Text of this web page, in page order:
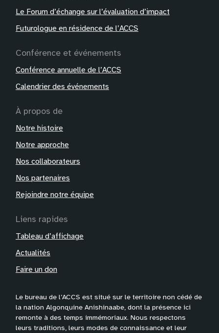
Le Forum d’échange sur l’évaluation d’impact
Futurologue en résidence de l’ACCS
Conférence et événements
Conférence annuelle de l’ACCS
Calendrier des événements
À propos de
Notre histoire
Notre approche
Nos collaborateurs
Nos partenaires
Rejoindre notre équipe
Liens rapides
Tableau d’affichage
Actualités
Faire un don
Le bureau de l’ACCS est situé sur le territoire non cédé de
la nation Algonquine Anishinaabe, dont la présence ici
remonte à des temps immémoriaux. Nous respectons
leurs traditions, leurs modes de connaissance et leur